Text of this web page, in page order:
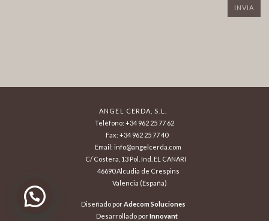
ANGEL CERDA, S.L.
Teléfono: +34 962 25 77 62
Fax: +34 962 25 77 40
Email: info@angelcerda.com
C/ Costera, 13 Pol. Ind. EL CANARI
46690 Alcudia de Crespins
Valencia (España)
Diseñado porAdecom Soluciones
Desarrollado porInnovant